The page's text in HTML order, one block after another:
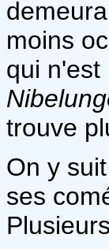
moins
qui
trouve
On y
ses